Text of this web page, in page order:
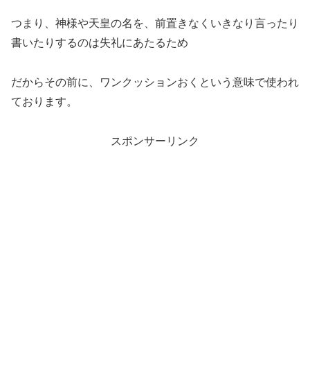
つまり、神様や天皇の名を、前置きなくいきなり言ったり
書いたりするのは失礼にあたるため
だからその前に、ワンクッションおくという意味で使われ
ております。
スポンサーリンク